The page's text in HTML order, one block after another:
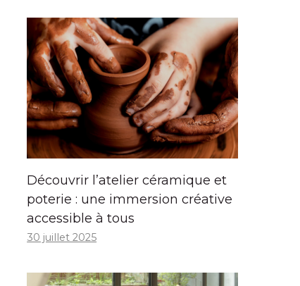
Découvrir l’atelier céramique et
poterie : une immersion créative
accessible à tous
30 juillet 2025